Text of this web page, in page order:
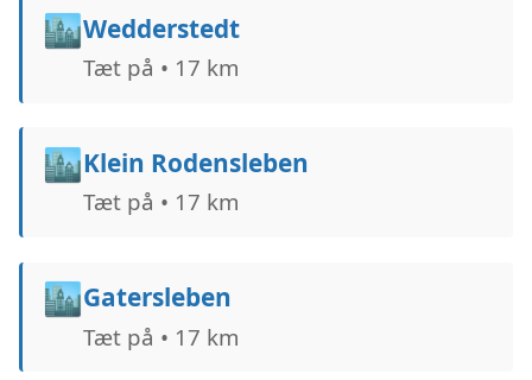
🏙️Wedderstedt
Tæt på • 17 km
🏙️Klein Rodensleben
Tæt på • 17 km
🏙️Gatersleben
Tæt på • 17 km